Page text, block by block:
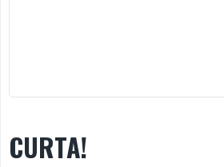
CURTA!